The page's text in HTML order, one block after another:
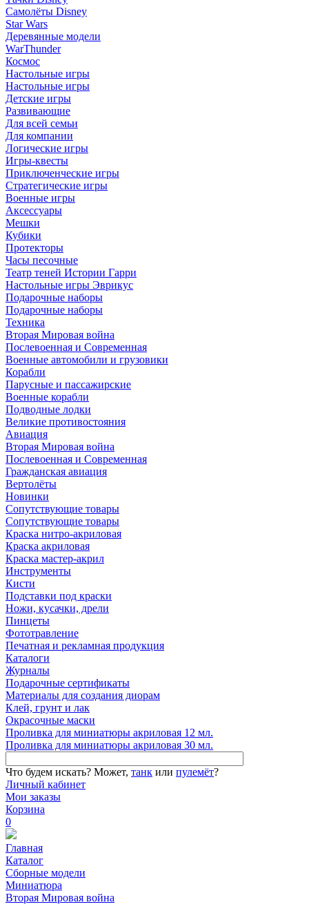
Самолёты Disney
Star Wars
Деревянные модели
WarThunder
Космос
Настольные игры
Настольные игры
Детские игры
Развивающие
Для всей семьи
Для компании
Логические игры
Игры-квесты
Приключенческие игры
Стратегические игры
Военные игры
Аксессуары
Мешки
Кубики
Протекторы
Часы песочные
Театр теней Истории Гарри
Настольные игры Эврикус
Подарочные наборы
Подарочные наборы
Техника
Вторая Мировая война
Послевоенная и Современная
Военные автомобили и грузовики
Корабли
Парусные и пассажирские
Военные корабли
Подводные лодки
Великие противостояния
Авиация
Вторая Мировая война
Послевоенная и Современная
Гражданская авиация
Вертолёты
Новинки
Сопутствующие товары
Сопутствующие товары
Краска нитро-акриловая
Краска акриловая
Краска мастер-акрил
Инструменты
Кисти
Подставки под краски
Ножи, кусачки, дрели
Пинцеты
Фототравление
Печатная и рекламная продукция
Каталоги
Журналы
Подарочные сертификаты
Материалы для создания диорам
Клей, грунт и лак
Окрасочные маски
Проливка для миниатюры акриловая 12 мл.
Проливка для миниатюры акриловая 30 мл.
Что будем искать? Может, танк или пулемёт?
Личный кабинет
Мои заказы
Корзина
0
Главная
Каталог
Сборные модели
Миниатюра
Вторая Мировая война